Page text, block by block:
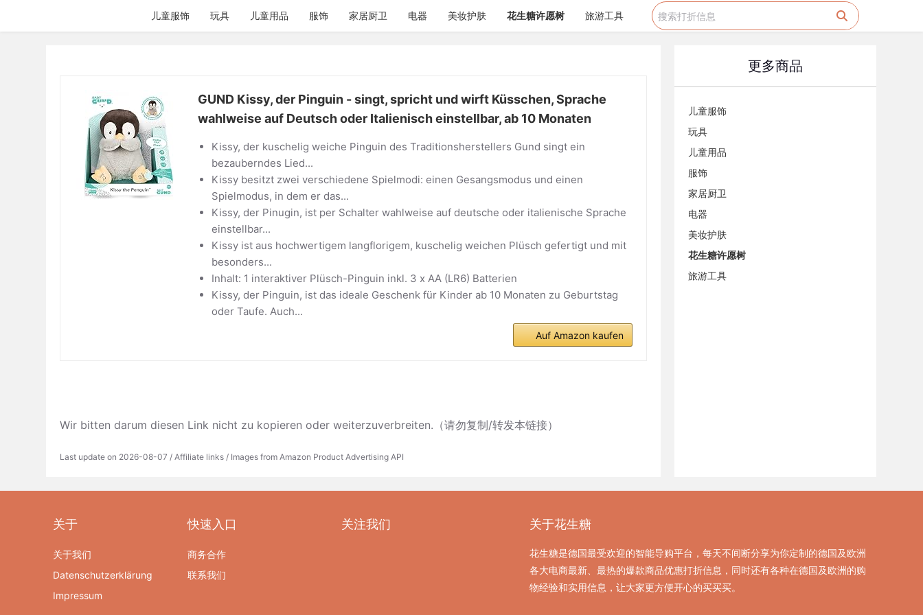
儿童服饰 玩具 儿童用品 服饰 家居厨卫 电器 美妆护肤 花生糖许愿树 旅游工具
GUND Kissy, der Pinguin - singt, spricht und wirft Küsschen, Sprache
wahlweise auf Deutsch oder Italienisch einstellbar, ab 10 Monaten
Kissy, der kuschelig weiche Pinguin des Traditionsherstellers Gund singt ein
bezauberndes Lied...
Kissy besitzt zwei verschiedene Spielmodi: einen Gesangsmodus und einen
Spielmodus, in dem er das...
Kissy, der Pinugin, ist per Schalter wahlweise auf deutsche oder italienische Sprache
einstellbar...
Kissy ist aus hochwertigem langflorigem, kuschelig weichen Plüsch gefertigt und mit
besonders...
Inhalt: 1 interaktiver Plüsch-Pinguin inkl. 3 x AA (LR6) Batterien
Kissy, der Pinguin, ist das ideale Geschenk für Kinder ab 10 Monaten zu Geburtstag
oder Taufe. Auch...
Auf Amazon kaufen
Wir bitten darum diesen Link nicht zu kopieren oder weiterzuverbreiten.（请勿复制/转发本链接）
Last update on 2026-08-07 / Affiliate links / Images from Amazon Product Advertising API
更多商品
儿童服饰
玩具
儿童用品
服饰
家居厨卫
电器
美妆护肤
花生糖许愿树
旅游工具
关于
关于我们
Datenschutzerklärung
Impressum
快速入口
商务合作
联系我们
关注我们 关于花生糖
花生糖是德国最受欢迎的智能导购平台，每天不间断分享为你定制的德国及欧洲
各大电商最新、最热的爆款商品优惠打折信息，同时还有各种在德国及欧洲的购
物经验和实用信息，让大家更方便开心的买买买。